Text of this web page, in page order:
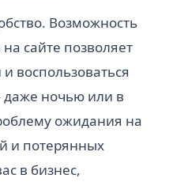
Возможность
сайте позволяет
воспользоваться
даже ночью или в
ожидания на
и потерянных
в бизнес,